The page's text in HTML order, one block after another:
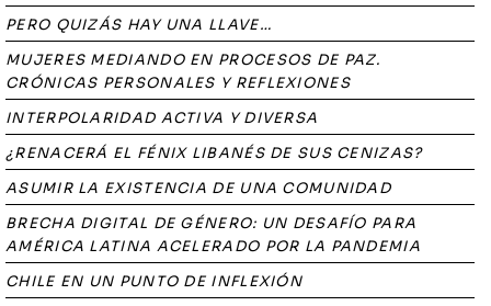
PERO QUIZÁS HAY UNA LLAVE…
MUJERES MEDIANDO EN PROCESOS DE PAZ.
CRÓNICAS PERSONALES Y REFLEXIONES
INTERPOLARIDAD ACTIVA Y DIVERSA
¿RENACERÁ EL FÉNIX LIBANÉS DE SUS CENIZAS?
ASUMIR LA EXISTENCIA DE UNA COMUNIDAD
BRECHA DIGITAL DE GÉNERO: UN DESAFÍO PARA
AMÉRICA LATINA ACELERADO POR LA PANDEMIA
CHILE EN UN PUNTO DE INFLEXIÓN